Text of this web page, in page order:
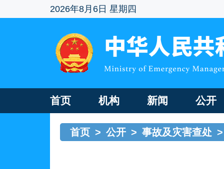
2026年8月6日 星期四
首页 机构 新闻 公开
首页 > 公开 > 事故及灾害查处 >